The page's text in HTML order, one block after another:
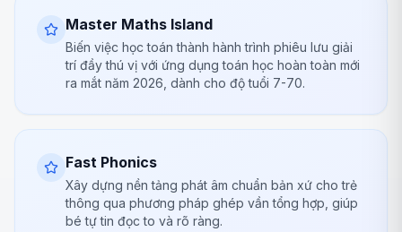
Master Maths Island
Biến việc học toán thành hành trình phiêu lưu giải
trí đầy thú vị với ứng dụng toán học hoàn toàn mới
ra mắt năm 2026, dành cho độ tuổi 7-70.
Fast Phonics
Xây dựng nền tảng phát âm chuẩn bản xứ cho trẻ
thông qua phương pháp ghép vần tổng hợp, giúp
bé tự tin đọc to và rõ ràng.